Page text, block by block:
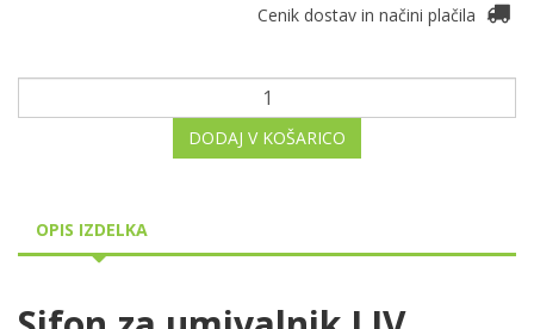
Cenik dostav in načini plačila
DODAJ V KOŠARICO
OPIS IZDELKA